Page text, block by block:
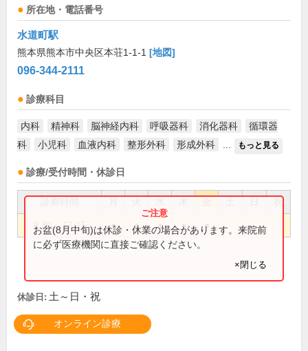
所在地・電話番号
水道町駅
熊本県熊本市中央区本荘1-1-1 [地図]
096-344-2111
診療科目
内科 精神科 脳神経内科 呼吸器科 消化器科
循環器
科
小児科 血液内科 整形外科 形成外科 もっと見る
診療/受付時間・休診日
祝
8:30～17:15 ● ● ● ● ●
お盆(8月中旬)は休診・休業の場合があります。来院前
に必ず医療機関に直接ご確認ください。
×閉じる
休診日: 土～日・祝
オンライン診療